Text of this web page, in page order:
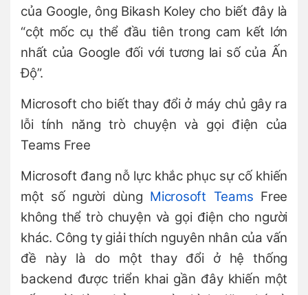
của Google, ông Bikash Koley cho biết đây là
“cột mốc cụ thể đầu tiên trong cam kết lớn
nhất của Google đối với tương lai số của Ấn
Độ”.
Microsoft cho biết thay đổi ở máy chủ gây ra
lỗi tính năng trò chuyện và gọi điện của
Teams Free
Microsoft đang nỗ lực khắc phục sự cố khiến
một số người dùng Microsoft Teams Free
không thể trò chuyện và gọi điện cho người
khác. Công ty giải thích nguyên nhân của vấn
đề này là do một thay đổi ở hệ thống
backend được triển khai gần đây khiến một